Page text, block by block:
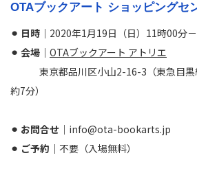
OTAブックアート ショッピングセ
⚫︎ 日時｜ 2020年1月19日（日）11時00分
⚫︎ 会場｜ OTAブックアート アトリエ
東京都品川区小山2-16-3（東急目黒
約7分）
⚫︎ お問合せ｜ info@ota-bookarts.jp
⚫︎ ご予約｜ 不要（入場無料）